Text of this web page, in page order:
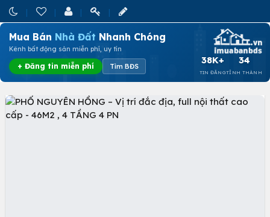
Mua Bán Nhà Đất Nhanh Chóng
Kênh bất động sản miễn phí, uy tín
+ Đăng tin miễn phí Tìm BĐS
38K+
TIN ĐĂNG
34
TỈNH THÀNH